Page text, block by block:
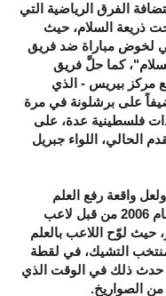
الفرق الرياضية التي
ذريعة السلام، حيث
لخوض مباراة ضد فريق
كما حلَّ فريق
مركز بيريس - الذي
على برشلونة في مرة
فلسطينية عدة، على
الحالي، اللواء جبريل
واقعة رفع العلم
الإسرائيلي في كأس العالم لكرة القدم عام 2006 من قبل لاعب
حيث لوّح اللاعب بالعلم
التشيك، في لقطة
حدث ذلك في الوقت الذي
الصواريخ.